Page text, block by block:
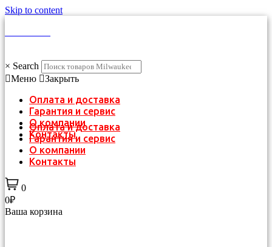
Skip to content
× Search
Меню
Закрыть
Оплата и доставка
Гарантия и сервис
О компании
Контакты
Оплата и доставка
Гарантия и сервис
О компании
Контакты
0
0₽
Ваша корзина